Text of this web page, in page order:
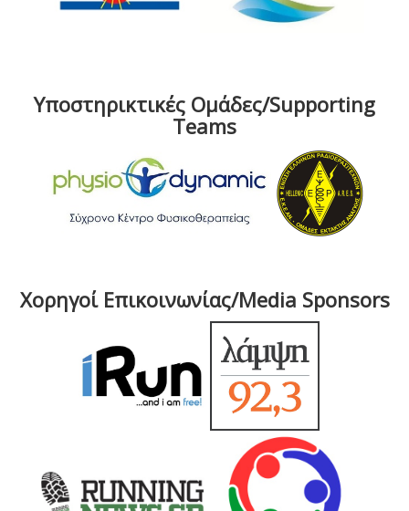
Υποστηρικτικές Ομάδες/Supporting
Teams
Χορηγοί Επικοινωνίας/Media Sponsors